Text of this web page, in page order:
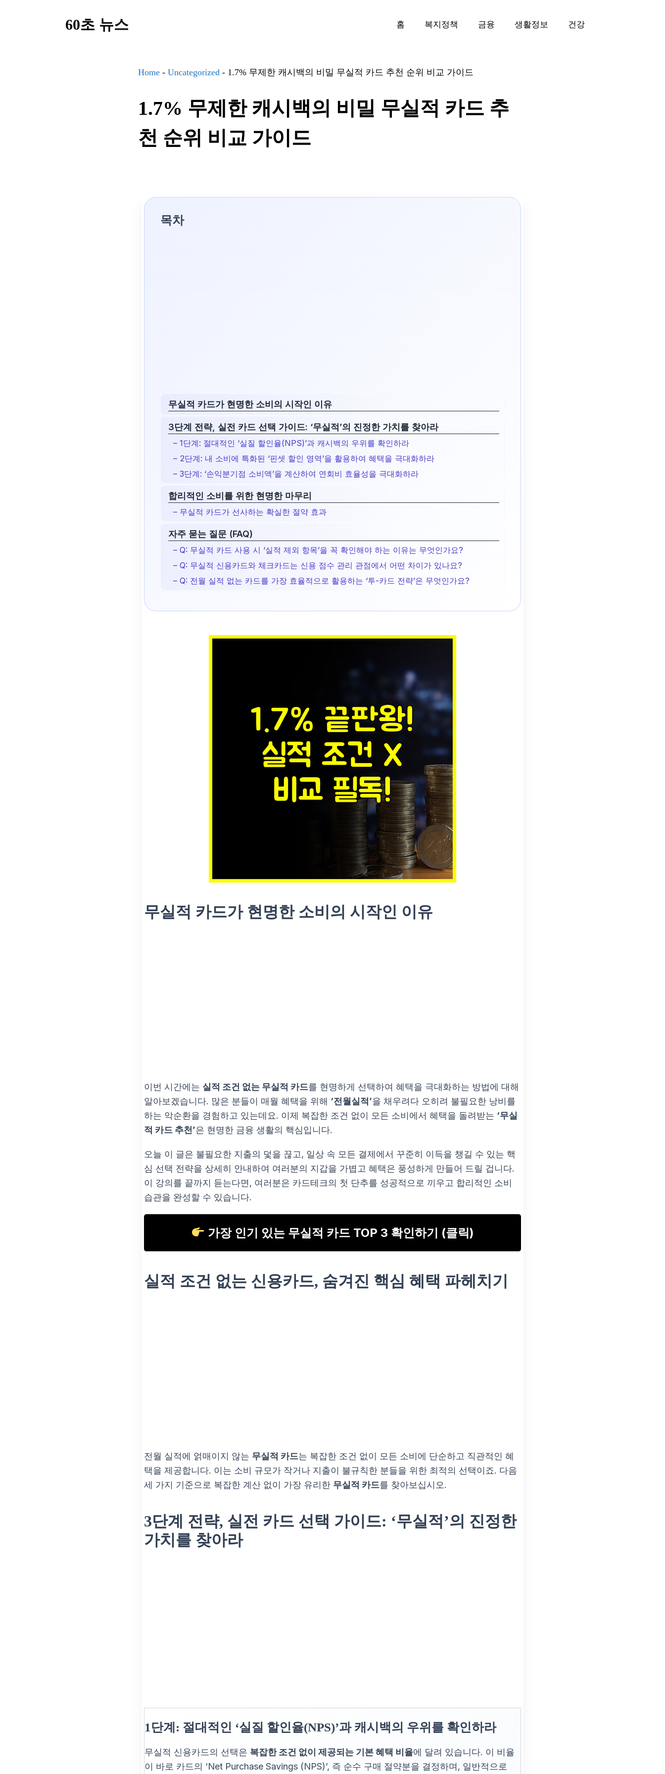
60초 뉴스 홈 복지정책 금융 생활정보 건강
Home - Uncategorized - 1.7% 무제한 캐시백의 비밀 무실적 카드 추천 순위 비교 가이드
1.7% 무제한 캐시백의 비밀 무실적 카드 추
천 순위 비교 가이드
목차
무실적 카드가 현명한 소비의 시작인 이유
3단계 전략, 실전 카드 선택 가이드: ‘무실적’의 진정한 가치를 찾아라
– 1단계: 절대적인 ‘실질 할인율(NPS)’과 캐시백의 우위를 확인하라
– 2단계: 내 소비에 특화된 ‘핀셋 할인 영역’을 활용하여 혜택을 극대화하라
– 3단계: ‘손익분기점 소비액’을 계산하여 연회비 효율성을 극대화하라
합리적인 소비를 위한 현명한 마무리
– 무실적 카드가 선사하는 확실한 절약 효과
자주 묻는 질문 (FAQ)
– Q: 무실적 카드 사용 시 ‘실적 제외 항목’을 꼭 확인해야 하는 이유는 무엇인가요?
– Q: 무실적 신용카드와 체크카드는 신용 점수 관리 관점에서 어떤 차이가 있나요?
– Q: 전월 실적 없는 카드를 가장 효율적으로 활용하는 ‘투-카드 전략’은 무엇인가요?
무실적 카드가 현명한 소비의 시작인 이유
이번 시간에는 실적 조건 없는 무실적 카드를 현명하게 선택하여 혜택을 극대화하는 방법에 대해
알아보겠습니다. 많은 분들이 매월 혜택을 위해 ‘전월실적’을 채우려다 오히려 불필요한 낭비를
하는 악순환을 경험하고 있는데요. 이제 복잡한 조건 없이 모든 소비에서 혜택을 돌려받는 ‘무실
적 카드 추천’은 현명한 금융 생활의 핵심입니다.
오늘 이 글은 불필요한 지출의 덫을 끊고, 일상 속 모든 결제에서 꾸준히 이득을 챙길 수 있는 핵
심 선택 전략을 상세히 안내하여 여러분의 지갑을 가볍고 혜택은 풍성하게 만들어 드릴 겁니다.
이 강의를 끝까지 듣는다면, 여러분은 카드테크의 첫 단추를 성공적으로 끼우고 합리적인 소비
습관을 완성할 수 있습니다.
가장 인기 있는 무실적 카드 TOP 3 확인하기 (클릭)
실적 조건 없는 신용카드, 숨겨진 핵심 혜택 파헤치기
전월 실적에 얽매이지 않는 무실적 카드는 복잡한 조건 없이 모든 소비에 단순하고 직관적인 혜
택을 제공합니다. 이는 소비 규모가 작거나 지출이 불규칙한 분들을 위한 최적의 선택이죠. 다음
세 가지 기준으로 복잡한 계산 없이 가장 유리한 무실적 카드를 찾아보십시오.
3단계 전략, 실전 카드 선택 가이드: ‘무실적’의 진정한
가치를 찾아라
1단계: 절대적인 ‘실질 할인율(NPS)’과 캐시백의 우위를 확인하라
무실적 신용카드의 선택은 복잡한 조건 없이 제공되는 기본 혜택 비율에 달려 있습니다. 이 비율
이 바로 카드의 ‘Net Purchase Savings (NPS)’, 즉 순수 구매 절약분을 결정하며, 일반적으로